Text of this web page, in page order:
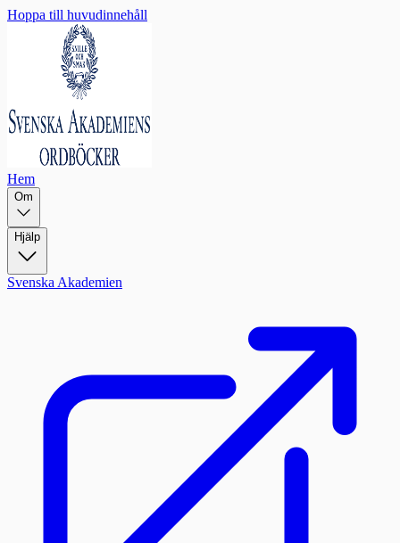
Hoppa till huvudinnehåll
Hem
Om
Hjälp
Svenska Akademien